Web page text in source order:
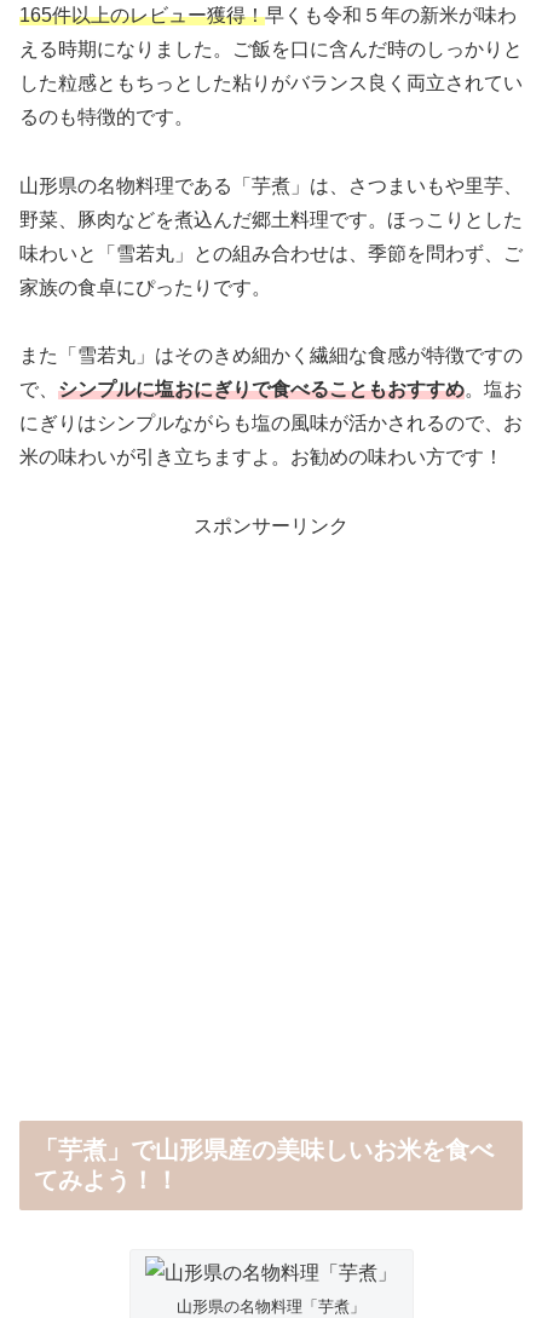
165件以上のレビュー獲得！早くも令和５年の新米が味わ
える時期になりました。ご飯を口に含んだ時のしっかりと
した粒感ともちっとした粘りがバランス良く両立されてい
るのも特徴的です。
山形県の名物料理である「芋煮」は、さつまいもや里芋、
野菜、豚肉などを煮込んだ郷土料理です。ほっこりとした
味わいと「雪若丸」との組み合わせは、季節を問わず、ご
家族の食卓にぴったりです。
また「雪若丸」はそのきめ細かく繊細な食感が特徴ですの
で、 シンプルに塩おにぎりで食べることもおすすめ。塩お
にぎりはシンプルながらも塩の風味が活かされるので、お
米の味わいが引き立ちますよ。お勧めの味わい方です！
スポンサーリンク
「芋煮」で山形県産の美味しいお米を食べ
てみよう！！
山形県の名物料理「芋煮」